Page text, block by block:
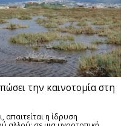
την καινοτομία στη
απαιτείται η ίδρυση